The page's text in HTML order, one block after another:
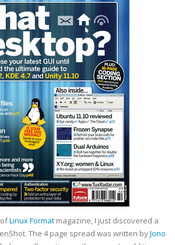
Linux Format magazine, I just discovered a
The 4 page spread was written byJono